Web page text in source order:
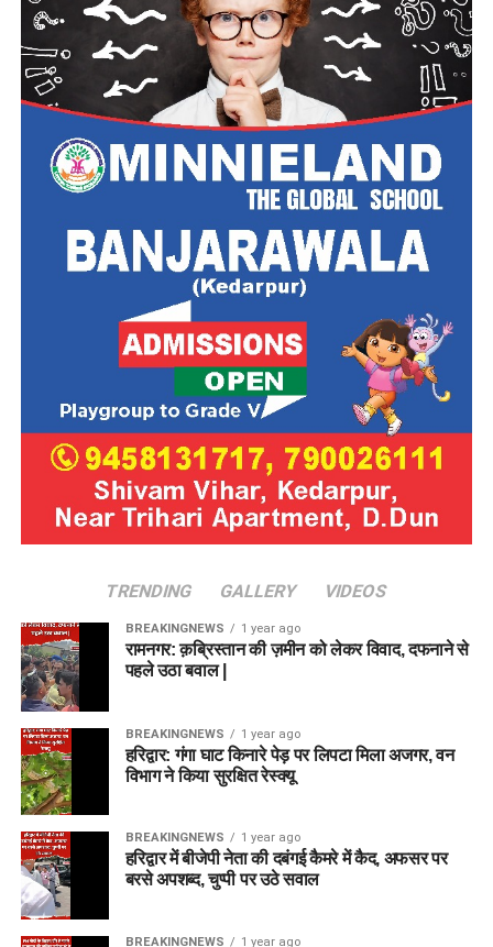
TRENDING GALLERY VIDEOS
BREAKINGNEWS 1 year ago
रामनगर: क़ब्रिस्तान की ज़मीन को लेकर विवाद, दफनाने से
पहले उठा बवाल |
BREAKINGNEWS 1 year ago
हरिद्वार: गंगा घाट किनारे पेड़ पर लिपटा मिला अजगर, वन
विभाग ने किया सुरक्षित रेस्क्यू
BREAKINGNEWS 1 year ago
हरिद्वार में बीजेपी नेता की दबंगई कैमरे में कैद, अफसर पर
बरसे अपशब्द, चुप्पी पर उठे सवाल
BREAKINGNEWS 1 year ago